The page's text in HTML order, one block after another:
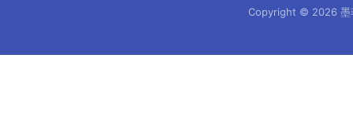
Copyright © 2026 墨